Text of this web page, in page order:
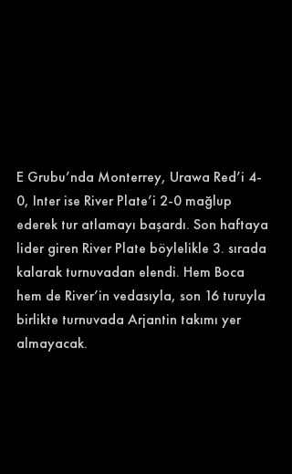
E Grubu’nda Monterrey, Urawa Red’i 4-
0, Inter ise River Plate’i 2-0 mağlup
ederek tur atlamayı başardı. Son haftaya
lider giren River Plate böylelikle 3. sırada
kalarak turnuvadan elendi. Hem Boca
hem de River’in vedasıyla, son 16 turuyla
birlikte turnuvada Arjantin takımı yer
almayacak.